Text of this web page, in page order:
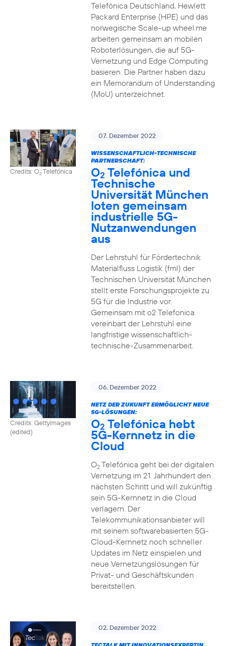
Telefónica Deutschland, Hewlett
Packard Enterprise (HPE) und das
norwegische Scale-up wheel.me
arbeiten gemeinsam an mobilen
Roboterlösungen, die auf 5G-
Vernetzung und Edge Computing
basieren. Die Partner haben dazu
ein Memorandum of Understanding
(MoU) unterzeichnet.
Credits: O2Telefónica
07. Dezember 2022
WISSENSCHAFTLICH-TECHNISCHE
PARTNERSCHAFT:
O2 Telefónica und
Technische
Universität München
loten gemeinsam
industrielle 5G-
Nutzanwendungen
aus
Der Lehrstuhl für Fördertechnik
Materialfluss Logistik (fml) der
Technischen Universität München
stellt erste Forschungsprojekte zu
5G für die Industrie vor.
Gemeinsam mit o2 Telefonica
vereinbart der Lehrstuhl eine
langfristige wissenschaftlich-
technische-Zusammenarbeit.
Credits: Gettyimages
(edited)
06. Dezember 2022
NETZ DER ZUKUNFT ERMÖGLICHT NEUE
5G-LÖSUNGEN:
O2 Telefónica hebt
5G-Kernnetz in die
Cloud
O2Telefónica geht bei der digitalen
Vernetzung im 21. Jahrhundert den
nächsten Schritt und will zukünftig
sein 5G-Kernnetz in die Cloud
verlagern. Der
Telekommunikationsanbieter will
mit seinem softwarebasierten 5G-
Cloud-Kernnetz noch schneller
Updates im Netz einspielen und
neue Vernetzungslösungen für
Privat- und Geschäftskunden
bereitstellen.
02. Dezember 2022